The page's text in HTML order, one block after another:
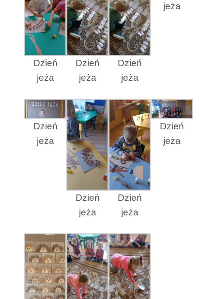
Dzień
jeża
Dzień
jeża
Dzień
jeża
jeża
Dzień
jeża
Dzień
jeża
Dzień
jeża
Dzień
jeża